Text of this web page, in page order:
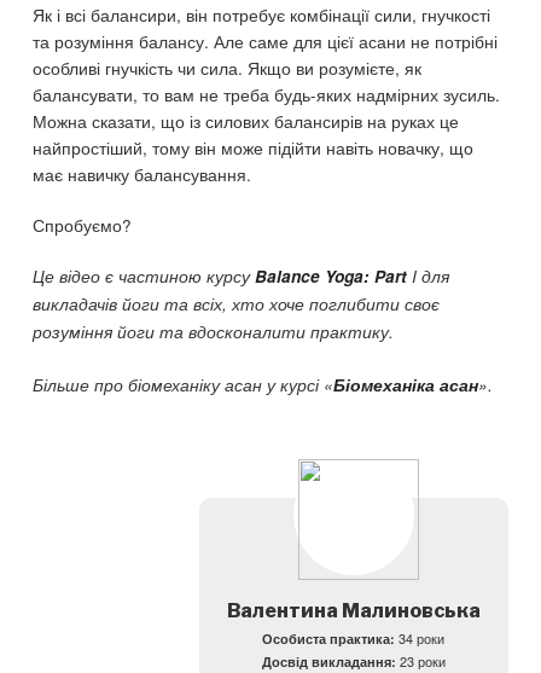
Як і всі балансири, він потребує комбінації сили, гнучкості
та розуміння балансу. Але саме для цієї асани не потрібні
особливі гнучкість чи сила. Якщо ви розумієте, як
балансувати, то вам не треба будь-яких надмірних зусиль.
Можна сказати, що із силових балансирів на руках це
найпростіший, тому він може підійти навіть новачку, що
має навичку балансування.
Спробуємо?
Це відео є частиною курсуBalance Yoga: Part I для
викладачів йоги та всіх, хто хоче поглибити своє
розуміння йоги та вдосконалити практику.
Більше про біомеханіку асан у курсі «Біомеханіка асан».
Валентина Малиновська
Особиста практика: 34 роки
Досвід викладання: 23 роки